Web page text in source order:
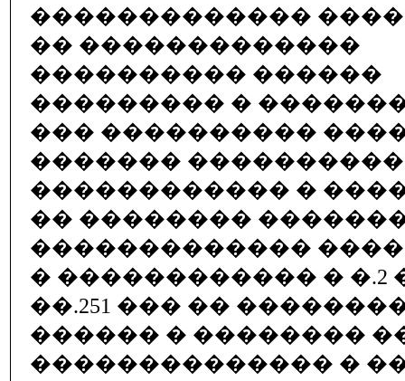
�������������
�� �������������
���������� ������
��������� �
��� ����������
������� ����������
������������ �
�� ��������
�������������
� ������������ � �.2
��.251 ��� ��
������ � ��������
�������������� �